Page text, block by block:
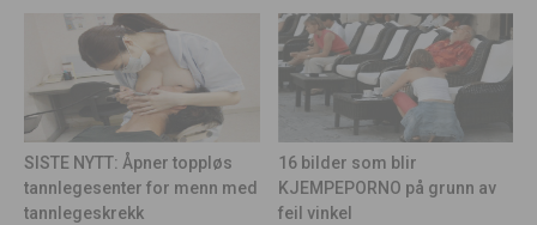
SISTE NYTT: Åpner toppløs
tannlegesenter for menn med
tannlegeskrekk
16 bilder som blir
KJEMPEPORNO på grunn av
feil vinkel